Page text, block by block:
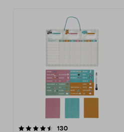
130anmeldelser
4.5 av 5 stjerner